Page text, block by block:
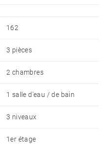
162
3 pièces
2 chambres
1 salle d'eau / de bain
3 niveaux
1er étage